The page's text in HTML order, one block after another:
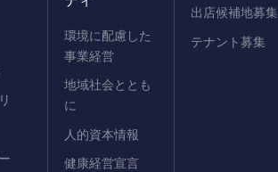
環境に配慮した
事業経営
地域社会ととも
に
人的資本情報
健康経営宣言
出店候補地募集
テナント募集